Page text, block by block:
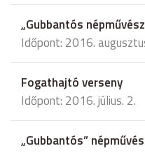
„Gubbantós
Időpont: 2016.
Fogathajtó verseny
Időpont: 2016. július. 2.
„Gubbantós”